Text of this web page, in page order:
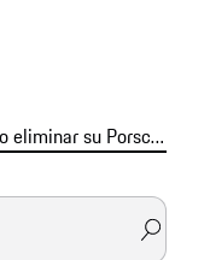
Cómo eliminar su Porsche ID